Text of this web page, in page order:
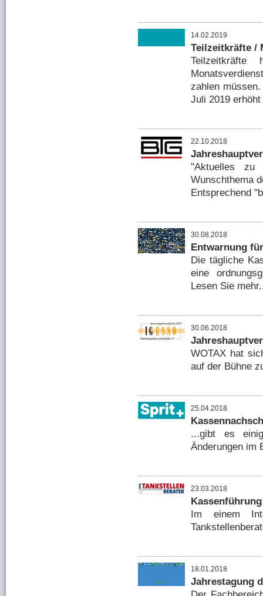
14.02.2019
Teilzeitkräfte /
zahlen
Juli 2019
22.10.2018
"Aktuelles
Wunschthema
Entsprechend
30.08.2018
Entwarnung
Die tägliche
eine
Lesen Sie
30.06.2018
WOTAX hat
auf der Bühne
25.04.2018
...gibt es
Änderungen im
23.03.2018
Im einem
18.01.2018
Jahrestagung